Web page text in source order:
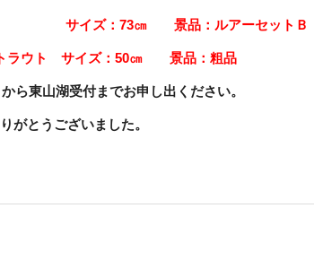
ズ：73㎝ 景品：ルアーセットＢ
ト サイズ：50㎝ 景品：粗品
ら東山湖受付までお申し出ください。
とうございました。